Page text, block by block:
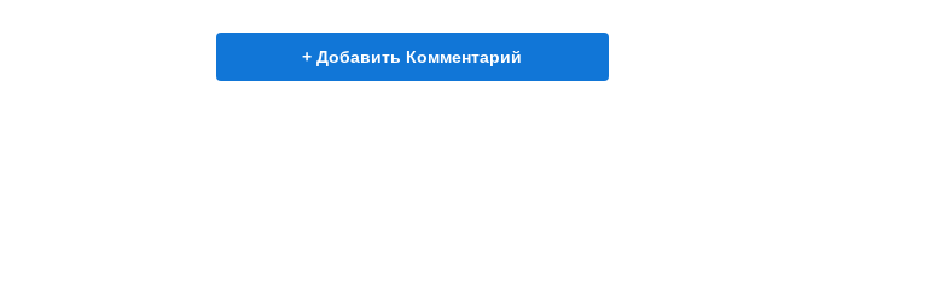
+ Добавить Комментарий